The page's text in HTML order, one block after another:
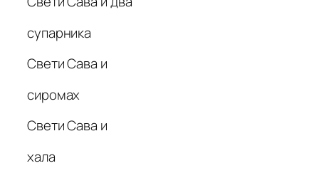
супарника
Свети Сава и
сиромах
Свети Сава и
хала